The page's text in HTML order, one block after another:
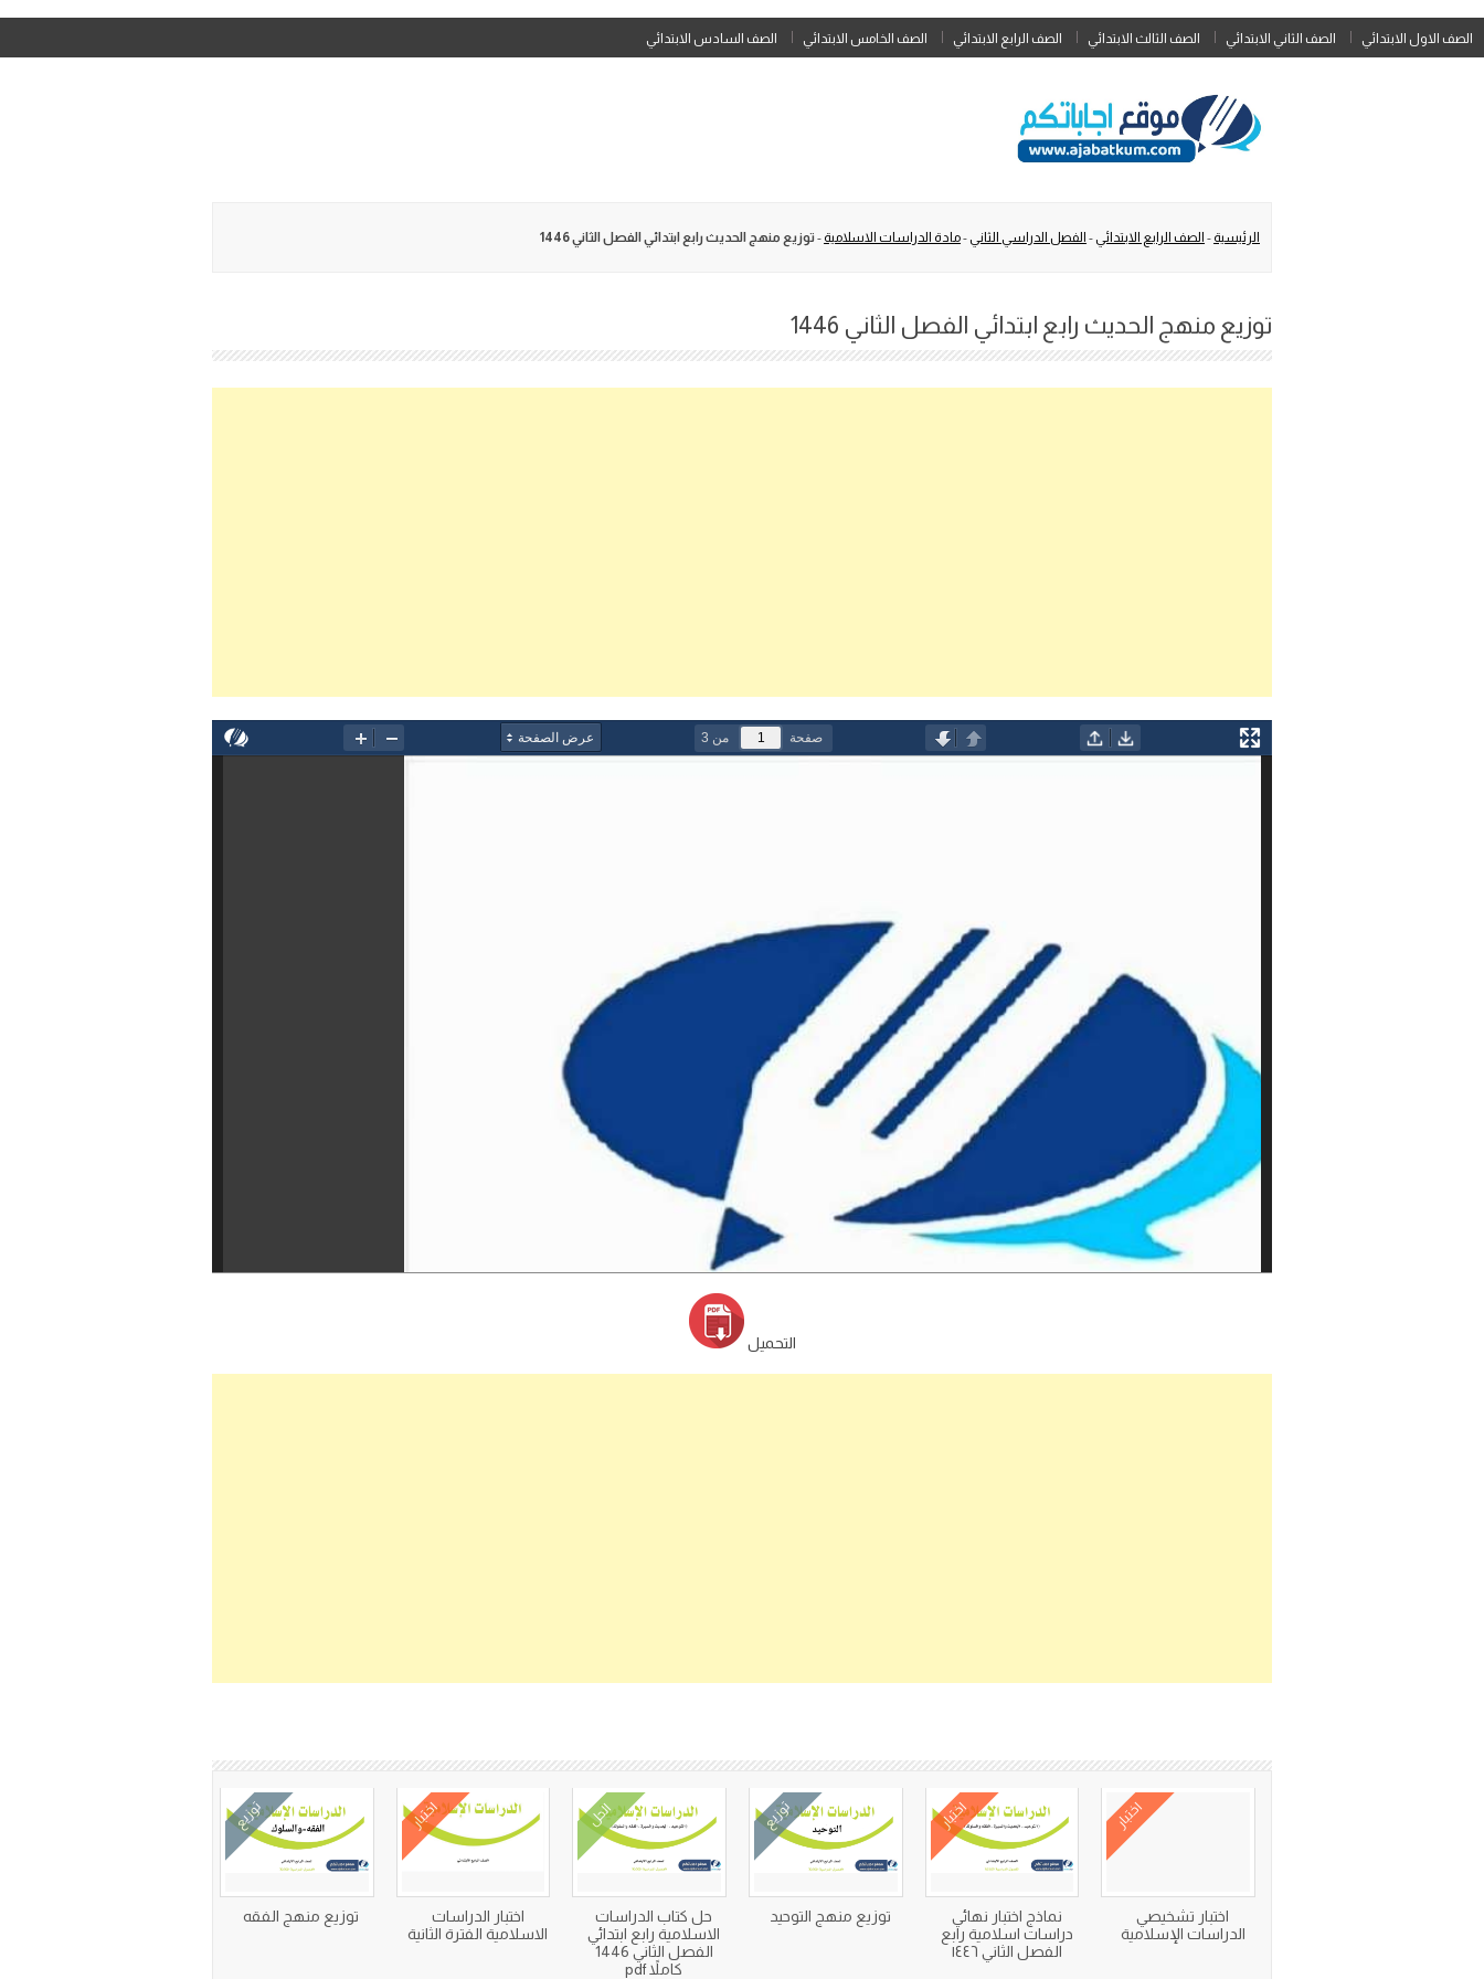
Skip
to
الصف الاول الابتدائي الصف الثاني الابتدائي الصف الثالث الابتدائي الصف الرابع الابتدائي الصف الخامس الابتدائي الصف السادس الابتدائي
الرئيسية - الصف الرابع الابتدائي - الفصل الدراسي الثاني -مادة الدراسات الاسلامية -توزيع منهج الحديث رابع ابتدائي الفصل الثاني 1446
توزيع منهج الحديث رابع ابتدائي الفصل الثاني 1446
التحميل
اختبار
اختبار تشخيصي
الدراسات الإسلامية
اختبار
نماذج اختبار نهائي
دراسات اسلامية رابع
الفصل الثاني ١٤٤٦
توزيع
توزيع منهج التوحيد
الحل
حل كتاب الدراسات
الاسلامية رابع ابتدائي
الفصل الثاني 1446
كاملاً pdf
اختبار
اختبار الدراسات
الاسلامية الفترة الثانية
توزيع
توزيع منهج الفقه